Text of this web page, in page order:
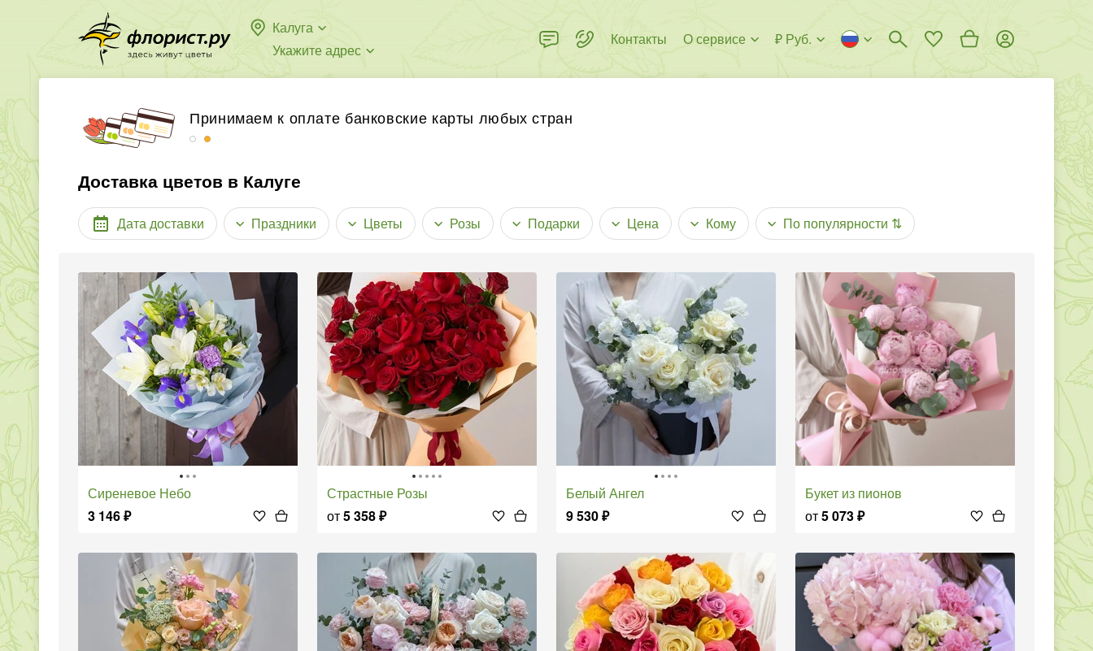
Калуга
Укажите адрес
Контакты О сервисе ₽ Руб.
Бесплатная доставка в пределах города
Принимаем к оплате банковские карты любых стран
Доставка цветов в Калуге
Дата доставки Праздники Цветы Розы Подарки Цена Кому По популярности ⇅
Сиреневое Небо
3 146₽
Страстные Розы
от5 358₽
Белый Ангел
9 530₽
Букет из пионов
от5 073₽